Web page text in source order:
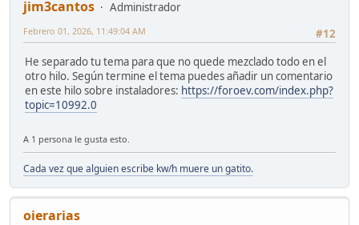
jim3cantos
Administrador
#12
Febrero 01, 2026, 11:49:04 AM
He separado tu tema para que no quede mezclado todo en el
otro hilo. Según termine el tema puedes añadir un comentario
en este hilo sobre instaladores: https://foroev.com/index.php?
topic=10992.0
A 1 persona le gusta esto.
Cada vez que alguien escribe kw/h muere un gatito.
oierarias